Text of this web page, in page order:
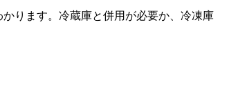
ります。冷蔵庫と併用が必要か、冷凍庫